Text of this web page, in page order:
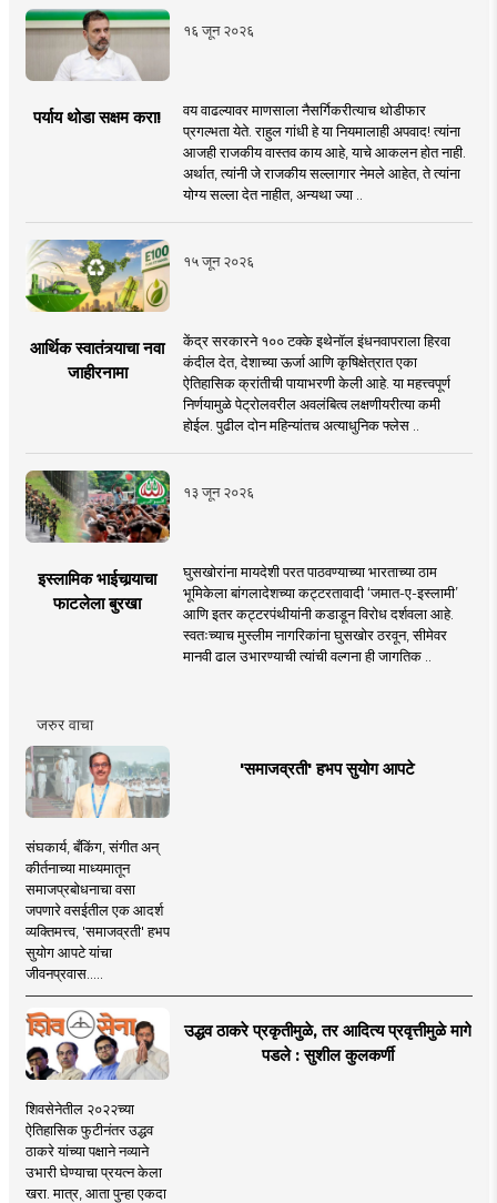
१६ जून २०२६
पर्याय थोडा सक्षम करा!
वय वाढल्यावर माणसाला नैसर्गिकरीत्याच थोडीफार
प्रगल्भता येते. राहुल गांधी हे या नियमालाही अपवाद! त्यांना
आजही राजकीय वास्तव काय आहे, याचे आकलन होत नाही.
अर्थात, त्यांनी जे राजकीय सल्लागार नेमले आहेत, ते त्यांना
योग्य सल्ला देत नाहीत, अन्यथा ज्या ..
१५ जून २०२६
आर्थिक स्वातंत्र्याचा नवा
जाहीरनामा
केंद्र सरकारने १०० टक्के इथेनॉल इंधनवापराला हिरवा
कंदील देत, देशाच्या ऊर्जा आणि कृषिक्षेत्रात एका
ऐतिहासिक क्रांतीची पायाभरणी केली आहे. या महत्त्वपूर्ण
निर्णयामुळे पेट्रोलवरील अवलंबित्व लक्षणीयरीत्या कमी
होईल. पुढील दोन महिन्यांतच अत्याधुनिक फ्लेस ..
१३ जून २०२६
इस्लामिक भाईचार्‍याचा
फाटलेला बुरखा
घुसखोरांना मायदेशी परत पाठवण्याच्या भारताच्या ठाम
भूमिकेला बांगलादेशच्या कट्टरतावादी ‘जमात-ए-इस्लामी’
आणि इतर कट्टरपंथीयांनी कडाडून विरोध दर्शवला आहे.
स्वतःच्याच मुस्लीम नागरिकांना घुसखोर ठरवून, सीमेवर
मानवी ढाल उभारण्याची त्यांची वल्गना ही जागतिक ..
जरुर वाचा
'समाजव्रती' हभप सुयोग आपटे
संघकार्य, बँकिंग, संगीत अन्
कीर्तनाच्या माध्यमातून
समाजप्रबोधनाचा वसा
जपणारे वसईतील एक आदर्श
व्यक्तिमत्त्व, 'समाजव्रती' हभप
सुयोग आपटे यांचा
जीवनप्रवास.....
उद्धव ठाकरे प्रकृतीमुळे, तर आदित्य प्रवृत्तीमुळे मागे
पडले : सुशील कुलकर्णी
शिवसेनेतील २०२२च्या
ऐतिहासिक फुटीनंतर उद्धव
ठाकरे यांच्या पक्षाने नव्याने
उभारी घेण्याचा प्रयत्न केला
खरा. मात्र, आता पुन्हा एकदा